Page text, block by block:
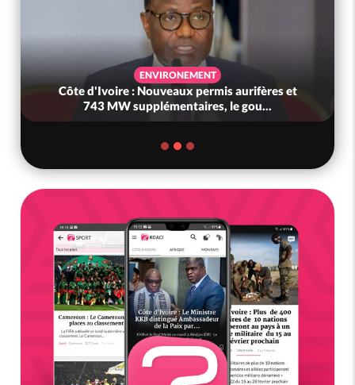
ENVIRONEMENT
Côte d'Ivoire : Nouveaux permis aurifères et
743 MW supplémentaires, le gou...